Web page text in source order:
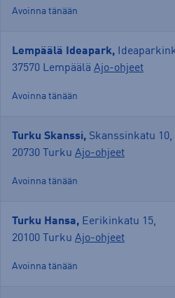
Avoinna tänään
Lempäälä Ideapark,
37570 Lempäälä Ajo-ohjeet
Avoinna tänään
Turku Skanssi, Skanssinkatu 10,
20730 Turku Ajo-ohjeet
Avoinna tänään
Turku Hansa, Eerikinkatu 15,
20100 Turku Ajo-ohjeet
Avoinna tänään